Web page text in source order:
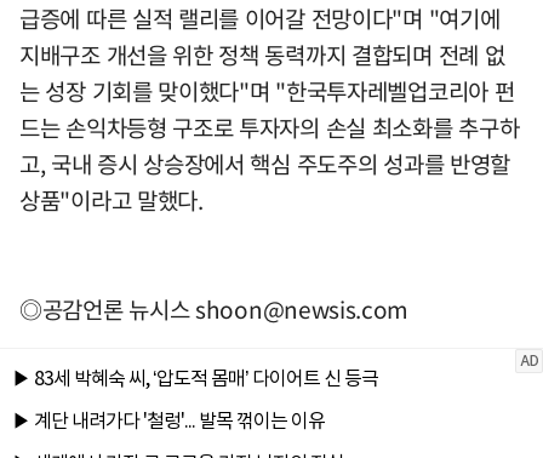
급증에 따른 실적 랠리를 이어갈 전망이다"며 "여기에
지배구조 개선을 위한 정책 동력까지 결합되며 전례 없
는 성장 기회를 맞이했다"며 "한국투자레벨업코리아 펀
드는 손익차등형 구조로 투자자의 손실 최소화를 추구하
고, 국내 증시 상승장에서 핵심 주도주의 성과를 반영할
상품"이라고 말했다.
◎공감언론 뉴시스shoon@newsis.com